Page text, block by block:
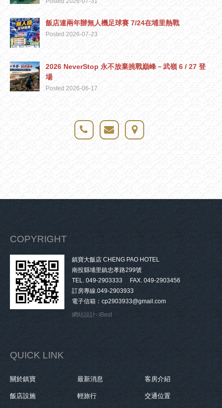
飯店連兩年辦無人機足球賽 7/24在埔里熱戰
Posted 2026-07-23
2026 NeverStop 永不放棄挑戰巔峰－武嶺 6 / 27 登
場
Posted 2026-06-17
COPYRIGHT
鎮寶大飯店 CHENG PAO HOTEL
南投縣埔里鎮忠孝路299號
TEL. 049-2903333 FAX. 049-2903456
訂房專線.049-2903933
電子信箱：cp2903933@gmail.com
網站設計‧ iBest
QUICK LINK
關於鎮寶 最新消息 客房介紹
飯店設施 輕旅行 交通位置